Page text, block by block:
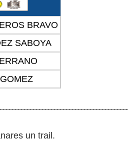
BRAVO
SABOYA
un trail.